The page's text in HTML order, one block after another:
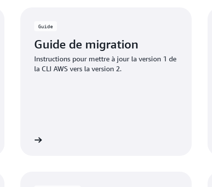
Guide
Guide de migration
Instructions pour mettre à jour la version 1 de
la CLI AWS vers la version 2.